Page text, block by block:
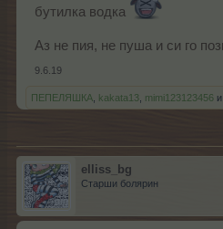
бутилка водка
Аз не пия, не пуша и си го
9.6.19
ПЕПЕЛЯШКА kakata13 mimi123123456 и
elliss_bg
Старши болярин